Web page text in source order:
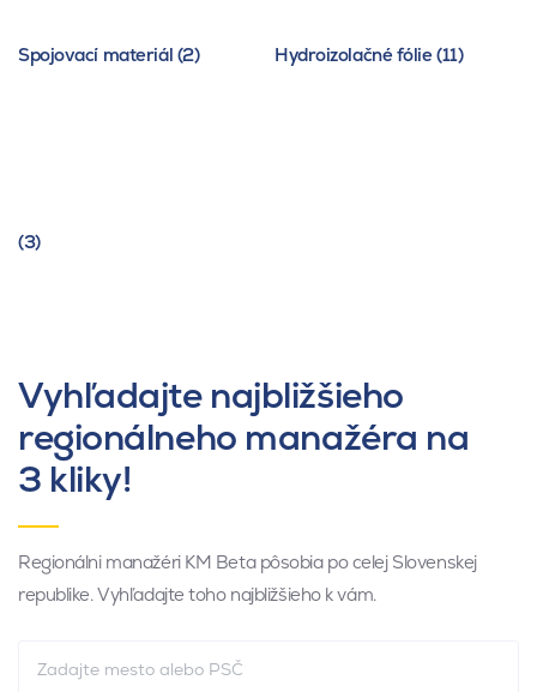
Spojovací materiál (2) Hydroizolačné fólie (11)
(3)
Vyhľadajte najbližšieho
regionálneho manažéra na
3 kliky!
Regionálni manažéri KM Beta pôsobia po celej Slovenskej
republike. Vyhľadajte toho najbližšieho k vám.